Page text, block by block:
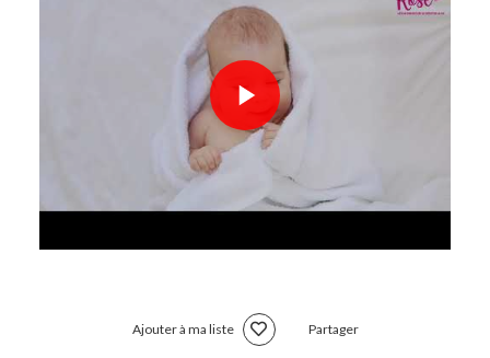
Ajouter à ma liste Partager